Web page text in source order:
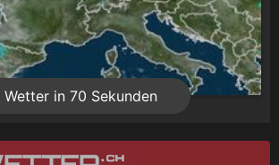
Wetter in 70 Sekunden